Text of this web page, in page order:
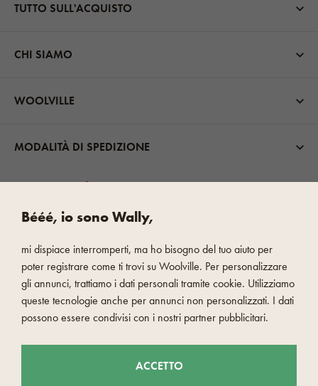
TUTTO SULL'ACQUISTO
CHI SIAMO
WOOLVILLE
MODALITÀ DI SPEDIZIONE
PAGAMENTO VELOCE E SICURO
Bééé, io sono Wally,
mi dispiace interromperti, ma ho bisogno del tuo aiuto per
poter registrare come ti trovi su Woolville. Per personalizzare
gli annunci, trattiamo i dati personali tramite cookie. Utilizziamo
queste tecnologie anche per annunci non personalizzati. I dati
possono essere condivisi con i nostri partner pubblicitari.
ACCETTO